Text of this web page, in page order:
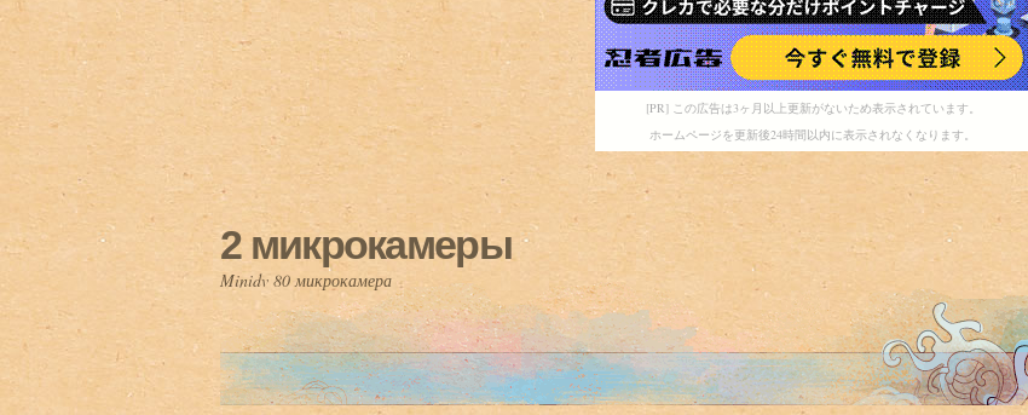
[PR] この広告は3ヶ月以上更新がないため表示されています。
ホームページを更新後24時間以内に表示されなくなります。
2 микрокамеры
Minidv 80 микрокамера